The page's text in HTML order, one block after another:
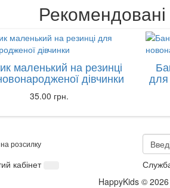
маленький на резинці
дівчинки
35.00 грн.
для
розсилку
кабінет
HappyKids © 2026